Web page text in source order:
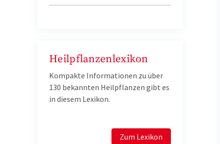
Heilpflanzenlexikon
Kompakte Informationen zu über
130 bekannten Heilpflanzen gibt es
in diesem Lexikon.
Zum Lexikon